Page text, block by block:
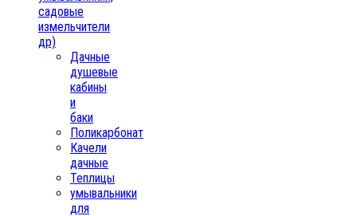
садовые
измельчители
др)
Дачные
душевые
кабины
и
баки
Поликарбонат
Качели
дачные
Теплицы
умывальники
для